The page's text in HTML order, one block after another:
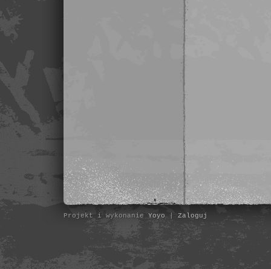
Projekt i wykonanie Yoyo Zaloguj